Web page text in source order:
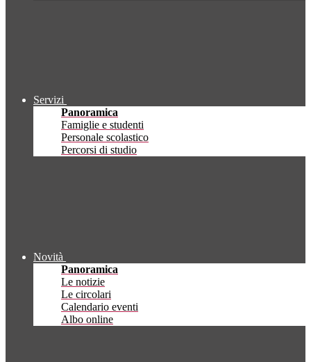
Servizi
Panoramica
Famiglie e studenti
Personale scolastico
Percorsi di studio
Novità
Panoramica
Le notizie
Le circolari
Calendario eventi
Albo online